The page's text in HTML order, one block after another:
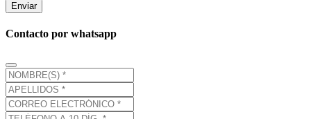
Enviar
Contacto por whatsapp